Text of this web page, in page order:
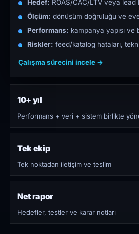
Hedef: ROAS/CAC/LTV veya lead
Ölçüm: dönüşüm doğruluğu ve
Performans: kampanya yapısı ve
Riskler: feed/katalog hataları,
Çalışma sürecini incele →
10+ yıl
Performans + veri + sistem birlikte
Tek ekip
Tek noktadan iletişim ve teslim
Net rapor
Hedefler, testler ve karar notları